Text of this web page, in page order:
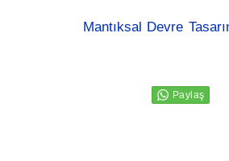
Mantıksal Devre